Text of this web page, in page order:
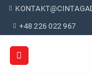
Skip
content
+48 226 022 967